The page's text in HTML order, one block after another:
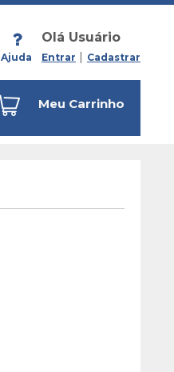
Ajuda
Olá Usuário
Entrar Cadastrar
Meu Carrinho